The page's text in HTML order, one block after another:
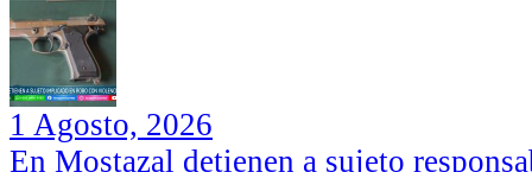
1 Agosto, 2026
En Mostazal detienen a sujeto